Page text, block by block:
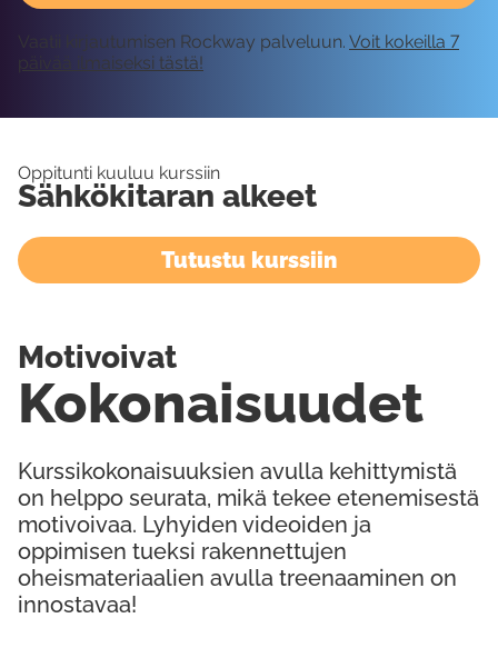
Vaatii kirjautumisen Rockway palveluun. Voit kokeilla 7
päivää ilmaiseksi tästä!
Oppitunti kuuluu kurssiin
Sähkökitaran alkeet
Tutustu kurssiin
Kurssikokonaisuuksien avulla kehittymistä
on helppo seurata, mikä tekee etenemisestä
motivoivaa. Lyhyiden videoiden ja
oppimisen tueksi rakennettujen
oheismateriaalien avulla treenaaminen on
innostavaa!
Kokonaisuudet
Motivoivat